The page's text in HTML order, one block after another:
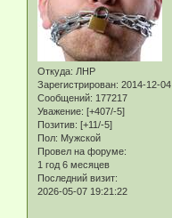
Откуда: ЛНР
Зарегистрирован: 2014-12-04
Сообщений: 177217
Уважение: [+407/-5]
Позитив: [+11/-5]
Пол: Мужской
Провел на форуме:
1 год 6 месяцев
Последний визит:
2026-05-07 19:21:22